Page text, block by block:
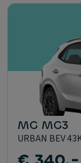
MG MG3
URBAN BEV